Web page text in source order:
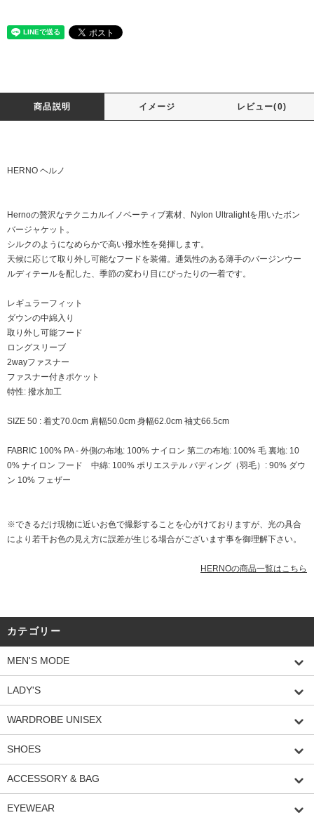
商品説明 イメージ レビュー(0)
HERNO ヘルノ
Hernoの贅沢なテクニカルイノベーティブ素材、Nylon Ultralightを用いたボン
バージャケット。
シルクのようになめらかで高い撥水性を発揮します。
天候に応じて取り外し可能なフードを装備。通気性のある薄手のバージンウー
ルディテールを配した、季節の変わり目にぴったりの一着です。
レギュラーフィット
ダウンの中綿入り
取り外し可能フード
ロングスリーブ
2wayファスナー
ファスナー付きポケット
特性: 撥水加工
SIZE 50 : 着丈70.0cm 肩幅50.0cm 身幅62.0cm 袖丈66.5cm
FABRIC 100% PA - 外側の布地: 100% ナイロン 第二の布地: 100% 毛 裏地: 10
0% ナイロン フード 中綿: 100% ポリエステル パディング（羽毛）: 90% ダウ
ン 10% フェザー
※できるだけ現物に近いお色で撮影することを心がけておりますが、光の具合
により若干お色の見え方に誤差が生じる場合がございます事を御理解下さい。
HERNOの商品一覧はこちら
カテゴリー
MEN'S MODE
LADY'S
WARDROBE UNISEX
SHOES
ACCESSORY & BAG
EYEWEAR